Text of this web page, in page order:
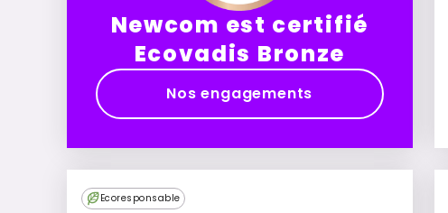
Newcom est certifié
Ecovadis Bronze
Nos engagements
Ecoresponsable